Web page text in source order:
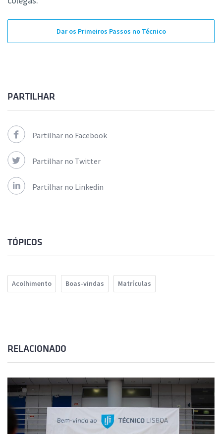
Dar os Primeiros Passos no Técnico
PARTILHAR
Partilhar no Facebook
Partilhar no Twitter
Partilhar no Linkedin
TÓPICOS
Acolhimento Boas-vindas Matrículas
RELACIONADO